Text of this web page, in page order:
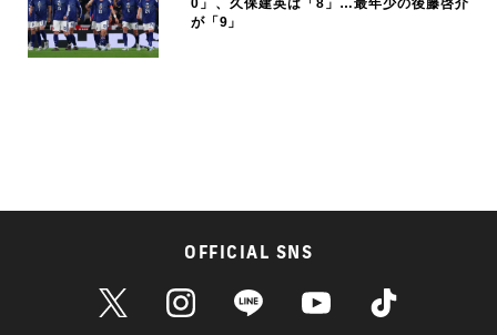
0」、久保建英は「8」…最年少の後藤啓介
が「9」
OFFICIAL SNS